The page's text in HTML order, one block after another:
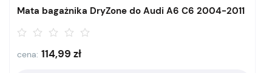
Mata bagażnika DryZone do Audi A6 C6 2004-2011
cena: 114,99 zł